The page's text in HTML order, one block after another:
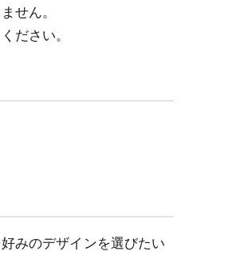
せん。
ださい。
みのデザインを選びたい